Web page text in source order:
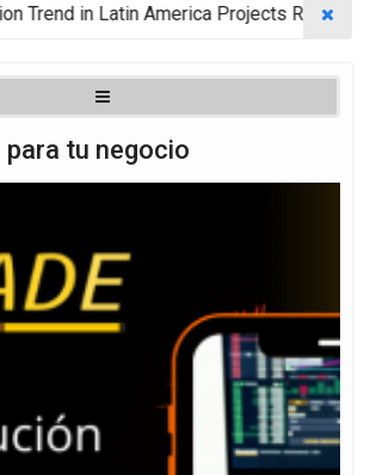
in Latin America Projects Reshuffling
tu negocio